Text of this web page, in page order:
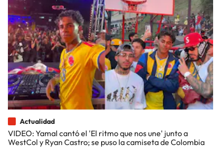
Actualidad
VIDEO: Yamal cantó el 'El ritmo que nos une' junto a
WestCol y Ryan Castro; se puso la camiseta de Colombia